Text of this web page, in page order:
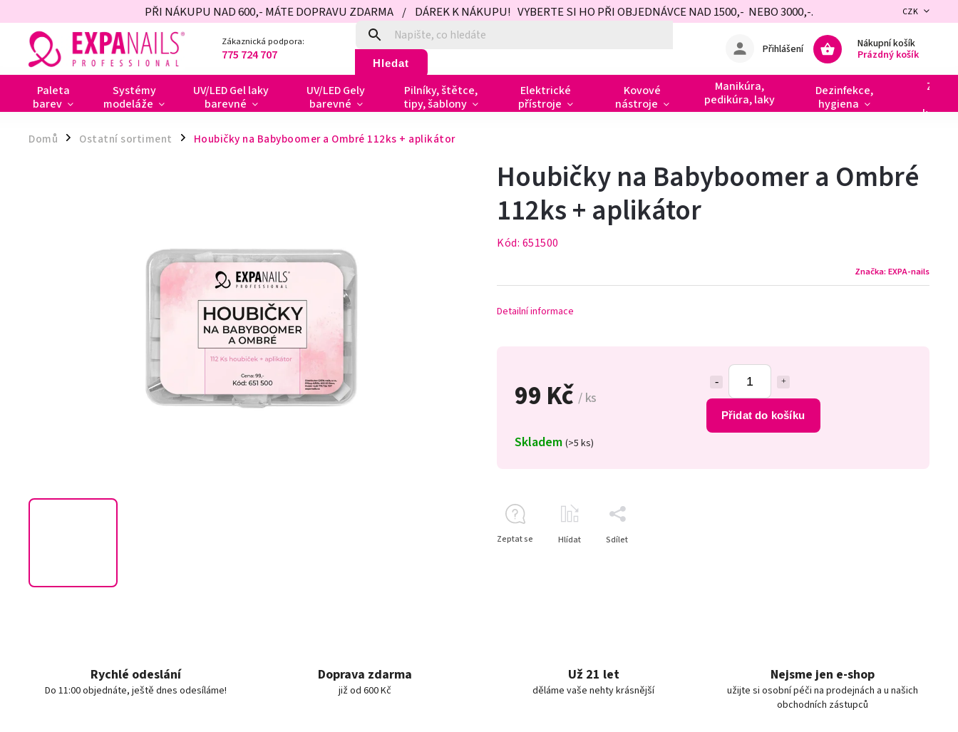
PŘI NÁKUPU NAD 600,- MÁTE DOPRAVU ZDARMA / DÁREK K NÁKUPU! VYBERTE SI HO PŘI OBJEDNÁVCE NAD 1500,- NEBO 3000,-. CZK
Zákaznická podpora:
775 724 707 Hledat
Nákupní košík
Prázdný košík
Přihlášení
Paleta
barev
Systémy
modeláže
UV/LED Gel laky
barevné
UV/LED Gely
barevné
Pilníky, štětce,
tipy, šablony
Elektrické
přístroje
Kovové
nástroje
Manikúra,
pedikúra, laky
Dezinfekce,
hygiena
Domů / Ostatní sortiment / Houbičky na Babyboomer a Ombré 112ks + aplikátor
99 Kč/ ks
Přidat do košíku
Skladem (>5 ks)
Houbičky na Babyboomer a Ombré
112ks + aplikátor
Kód: 651500
Značka: EXPA-nails
Detailní informace
Zeptat se Hlídat Sdílet
Rychlé odeslání
Do 11:00 objednáte, ještě dnes odesíláme!
Doprava zdarma
již od 600 Kč
Už 21 let
děláme vaše nehty krásnější
Nejsme jen e-shop
užijte si osobní péči na prodejnách a u našich
obchodních zástupců